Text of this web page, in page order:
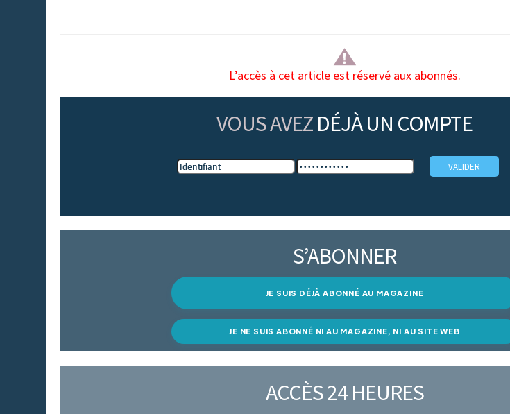
L’accès à cet article est réservé aux abonnés.
VOUS AVEZ DÉJÀ UN COMPTE
S’ABONNER
JE SUIS DÉJÀ ABONNÉ AU MAGAZINE
JE NE SUIS ABONNÉ NI AU MAGAZINE, NI AU SITE WEB
ACCÈS 24 HEURES